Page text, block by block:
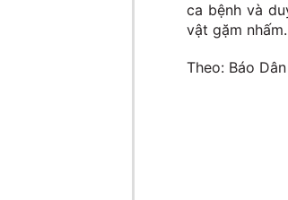
ca bệnh và
vật gặm nhấm.
Theo: Báo